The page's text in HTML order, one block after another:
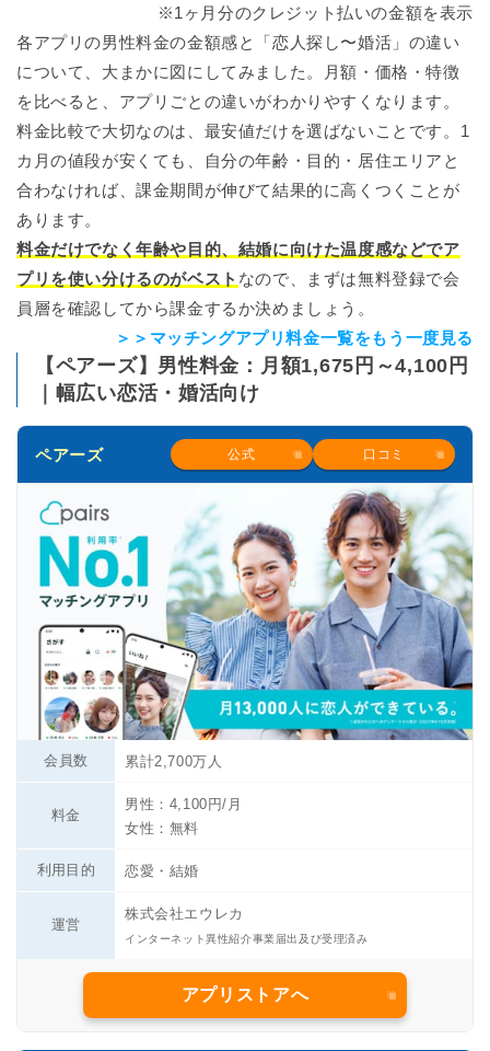
※1ヶ月分のクレジット払いの金額を表示
各アプリの男性料金の金額感と「恋人探し〜婚活」の違い
について、大まかに図にしてみました。月額・価格・特徴
を比べると、アプリごとの違いがわかりやすくなります。
料金比較で大切なのは、最安値だけを選ばないことです。1
カ月の値段が安くても、自分の年齢・目的・居住エリアと
合わなければ、課金期間が伸びて結果的に高くつくことが
あります。
料金だけでなく年齢や目的、結婚に向けた温度感などでア
プリを使い分けるのがベスト なので、まずは無料登録で会
員層を確認してから課金するか決めましょう。
＞＞マッチングアプリ料金一覧をもう一度見る
【ペアーズ】男性料金：月額1,675円～4,100円
｜幅広い恋活・婚活向け
ペアーズ 公式 口コミ
会員数 累計2,700万人
料金
男性：4,100円/月
女性：無料
利用目的 恋愛・結婚
運営
株式会社エウレカ
インターネット異性紹介事業届出及び受理済み
アプリストアへ